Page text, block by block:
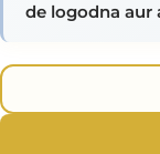
de logodna aur